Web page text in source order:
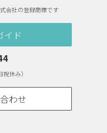
会社の登録商標です
イド
休み）
わせ